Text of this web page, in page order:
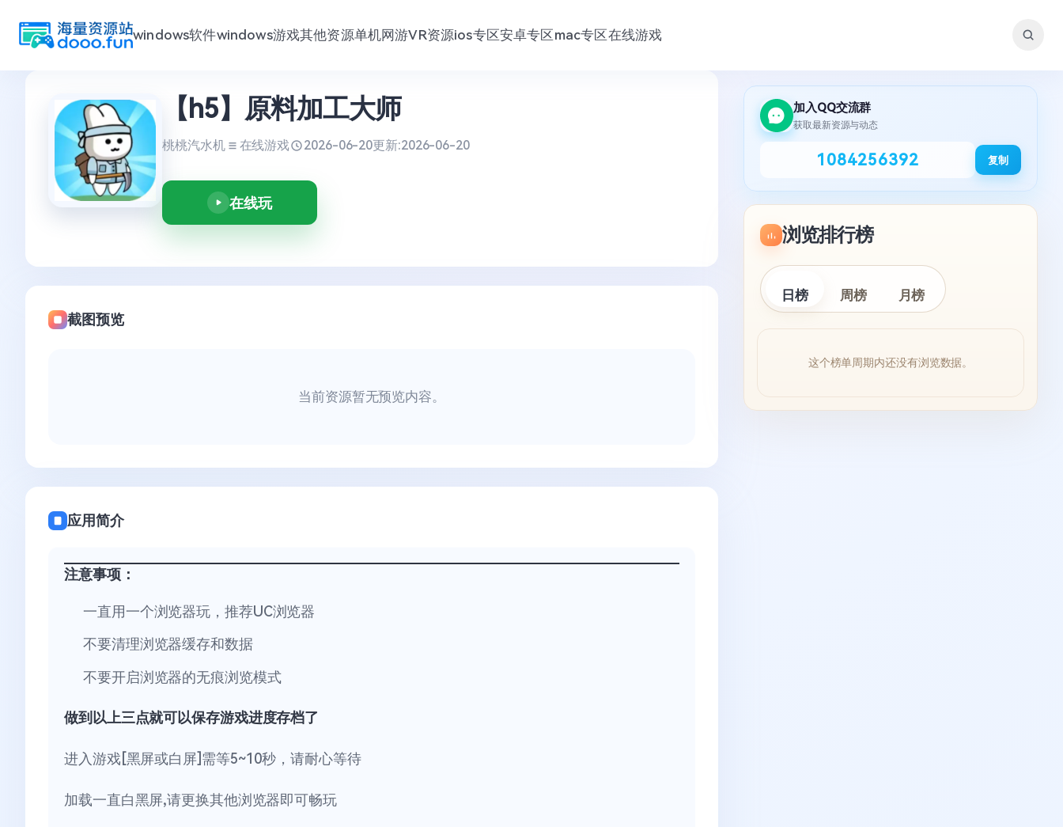
windows软件windows游戏其他资源单机网游VR资源ios专区安卓专区mac专区在线游戏
【h5】原料加工大师
桃桃汽水机 在线游戏 2026-06-20更新:2026-06-20
在线玩
截图预览
当前资源暂无预览内容。
应用简介
注意事项：
一直用一个浏览器玩，推荐UC浏览器
不要清理浏览器缓存和数据
不要开启浏览器的无痕浏览模式
做到以上三点就可以保存游戏进度存档了
进入游戏[黑屏或白屏]需等5~10秒，请耐心等待
加载一直白黑屏,请更换其他浏览器即可畅玩
加入QQ交流群
获取最新资源与动态
1084256392 复制
浏览排行榜
日榜 周榜 月榜
这个榜单周期内还没有浏览数据。